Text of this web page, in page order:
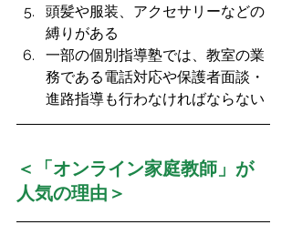
頭髪や服装、アクセサリーなどの
縛りがある
一部の個別指導塾では、教室の業
務である電話対応や保護者面談・
進路指導も行わなければならない
＜「オンライン家庭教師」が
人気の理由＞